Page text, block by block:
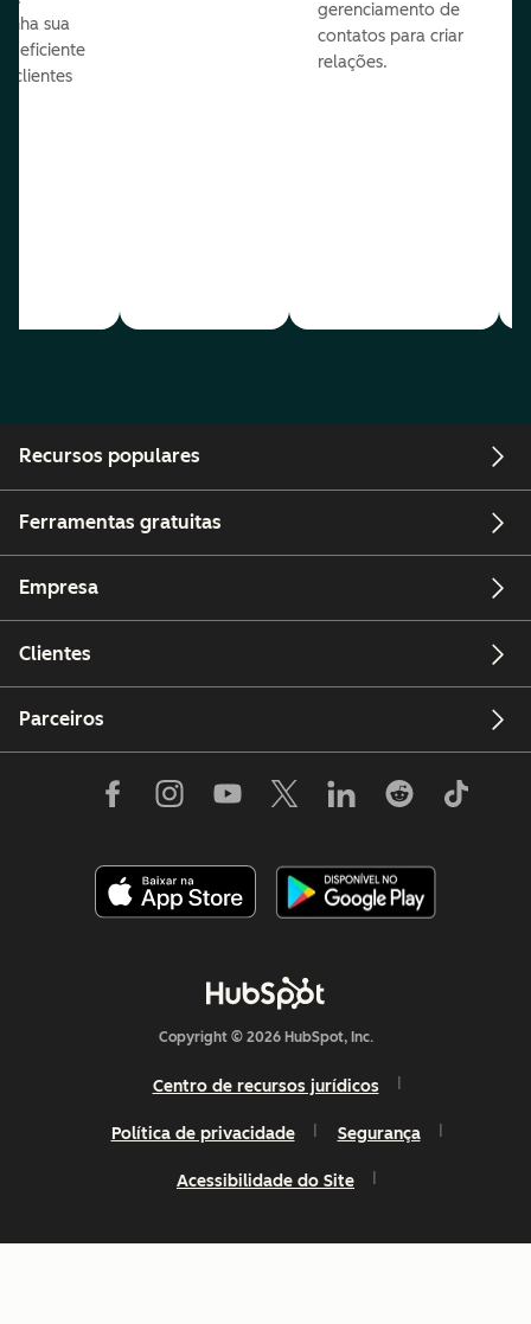
sua
eficiente
clientes
gerenciamento de
contatos para criar
relações.
Recursos populares
Ferramentas gratuitas
Empresa
Clientes
Parceiros
Copyright © 2026 HubSpot, Inc.
Centro de recursos jurídicos
Política de privacidade Segurança
Acessibilidade do Site